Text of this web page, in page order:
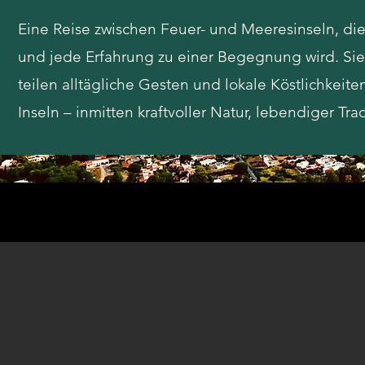
Eine Reise zwischen Feuer- und Meeresinseln,
und jede Erfahrung zu einer Begegnung wird.
teilen alltägliche Gesten und lokale
Inseln – inmitten kraftvoller Natur, lebendiger